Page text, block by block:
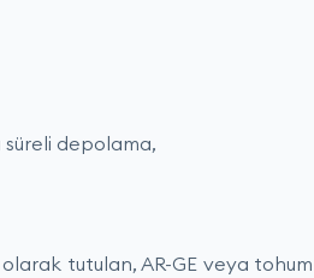
süreli depolama,
tutulan, AR-GE veya tohum